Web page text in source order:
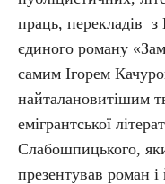
праць, перекладів з
єдиного роману
самим Ігорем
найталановитішим
емігрантської
Слабошпицького,
презентував роман